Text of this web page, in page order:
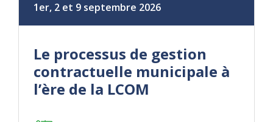
1er, 2 et 9 septembre 2026
Le processus de gestion
contractuelle municipale à
l’ère de la LCOM